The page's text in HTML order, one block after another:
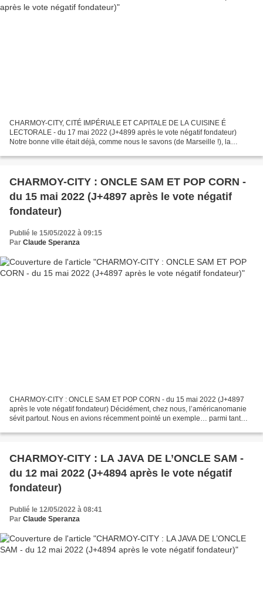
CHARMOY-CITY, CITÉ IMPÉRIALE ET CAPITALE DE LA CUISINE É
LECTORALE - du 17 mai 2022 (J+4899 après le vote négatif fondateur)
Notre bonne ville était déjà, comme nous le savons (de Marseille !), la
CHARMOY-CITY : ONCLE SAM ET POP CORN -
du 15 mai 2022 (J+4897 après le vote négatif
fondateur)
Publié le 15/05/2022 à 09:15
Par Claude Speranza
CHARMOY-CITY : ONCLE SAM ET POP CORN - du 15 mai 2022 (J+4897
après le vote négatif fondateur) Décidément, chez nous, l’américanomanie
sévit partout. Nous en avions récemment pointé un exemple… parmi tant
CHARMOY-CITY : LA JAVA DE L’ONCLE SAM -
du 12 mai 2022 (J+4894 après le vote négatif
fondateur)
Publié le 12/05/2022 à 08:41
Par Claude Speranza